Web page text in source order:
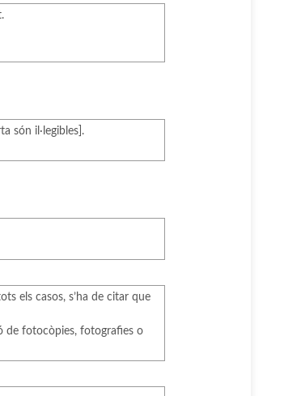
són il·legibles].
els casos, s’ha de citar que
de fotocòpies, fotografies o